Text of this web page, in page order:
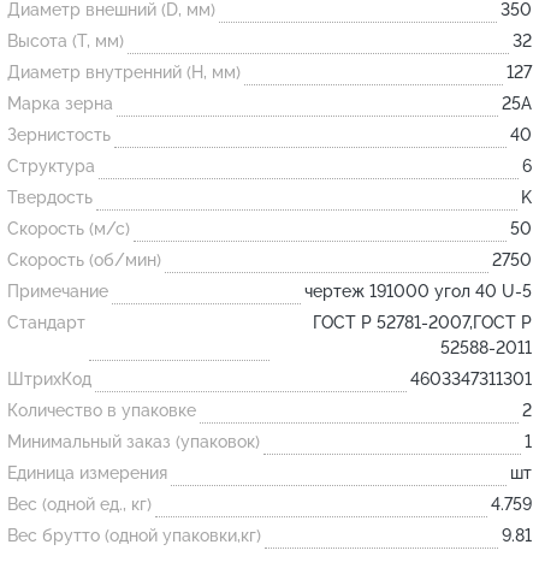
Огнеупорные
изделия
Скачать каталог
Тигель
Муфель
Черпак
Шербер
Трубка
Стержень
Пробка
Подставка
Лодочка
Контакт
Диаметр внешний (D, мм)
350
Высота (T, мм)
32
Диаметр внутренний (H, мм)
127
Марка зерна
25А
Зернистость
40
Структура
6
Твердость
K
Скорость (м/с)
50
Скорость (об/мин)
2750
Примечание
чертеж 191000 угол 40 U-5
Стандарт
ГОСТ Р 52781-2007,ГОСТ Р
52588-2011
ШтрихКод
4603347311301
Количество в упаковке
2
Минимальный заказ (упаковок)
1
Единица измерения
шт
Вес (одной ед., кг)
4.759
Вес брутто (одной упаковки,кг)
9.81